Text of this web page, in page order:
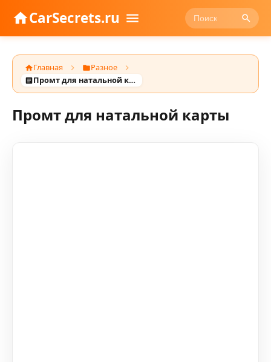
CarSecrets.ru
Главная
Разное
Промт для натальной карты
Промт для натальной карты